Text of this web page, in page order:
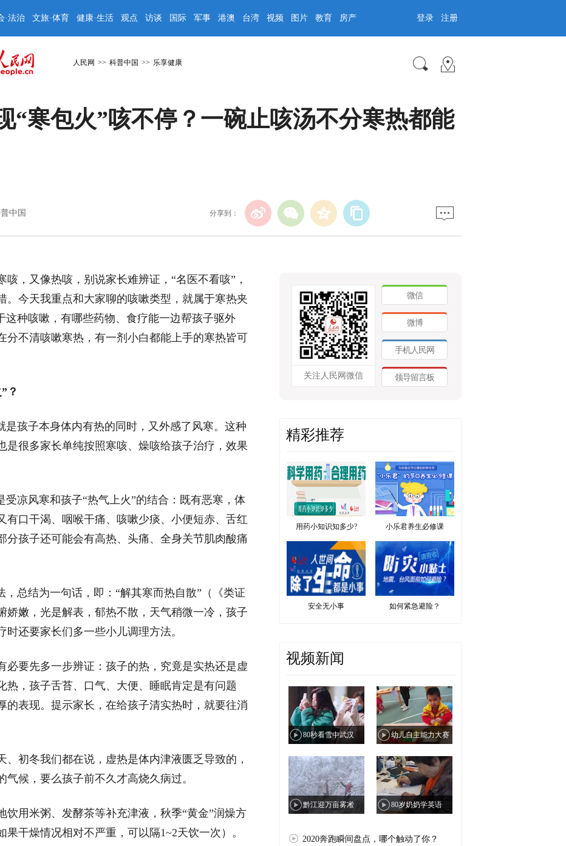
·法治 文旅·体育 健康·生活 观点 访谈 国际 军事 港澳 台湾 视频 图片 教育 房产 登录 注册
人民网 >> 科普中国 >> 乐享健康
“寒包火”咳不停？一碗止咳汤不分寒热都能
中国 分享到：
，又像热咳，别说家长难辨证，“名医不看咳”，
。今天我重点和大家聊的咳嗽类型，就属于寒热夹
这种咳嗽，有哪些药物、食疗能一边帮孩子驱外
分不清咳嗽寒热，有一剂小白都能上手的寒热皆可
？
是孩子本身体内有热的同时，又外感了风寒。这种
是很多家长单纯按照寒咳、燥咳给孩子治疗，效果
受凉风寒和孩子“热气上火”的结合：既有恶寒，体
有口干渴、咽喉干痛、咳嗽少痰、小便短赤、舌红
分孩子还可能会有高热、头痛、全身关节肌肉酸痛
，总结为一句话，即：“解其寒而热自散”（《类证
娇嫩，光是解表，郁热不散，天气稍微一冷，孩子
还要家长们多一些小儿调理方法。
必要先多一步辨证：孩子的热，究竟是实热还是虚
热，孩子舌苔、口气、大便、睡眠肯定是有问题
的表现。提示家长，在给孩子清实热时，就要往消
、初冬我们都在说，虚热是体内津液匮乏导致的，
候，要么孩子前不久才高烧久病过。
饮用米粥、发酵茶等补充津液，秋季“黄金”润燥方
干燥情况相对不严重，可以隔1~2天饮一次）。
关注人民网微信
微信
微博
手机人民网
领导留言板
精彩推荐
用药小知识知多少? 小乐君养生必修课
安全无小事 如何紧急避险？
视频新闻
80秒看雪中武汉 幼儿自主能力大赛
黔江迎万亩雾凇 80岁奶奶学英语
2020奔跑瞬间盘点，哪个触动了你？